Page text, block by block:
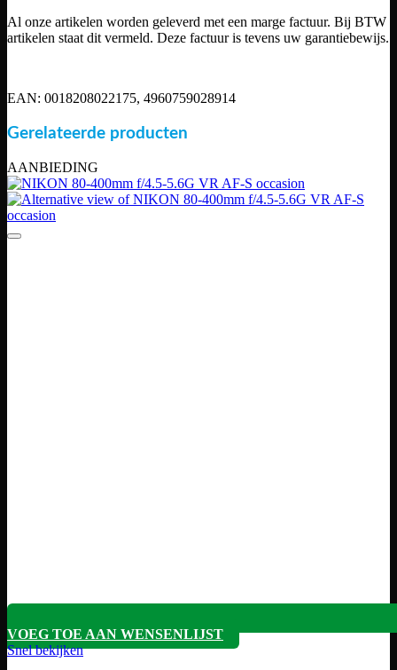
Al onze artikelen worden geleverd met een marge factuur. Bij BTW
artikelen staat dit vermeld. Deze factuur is tevens uw garantiebewijs.
EAN: 0018208022175, 4960759028914
Gerelateerde producten
AANBIEDING
VOEG TOE AAN WENSENLIJST
Snel bekijken